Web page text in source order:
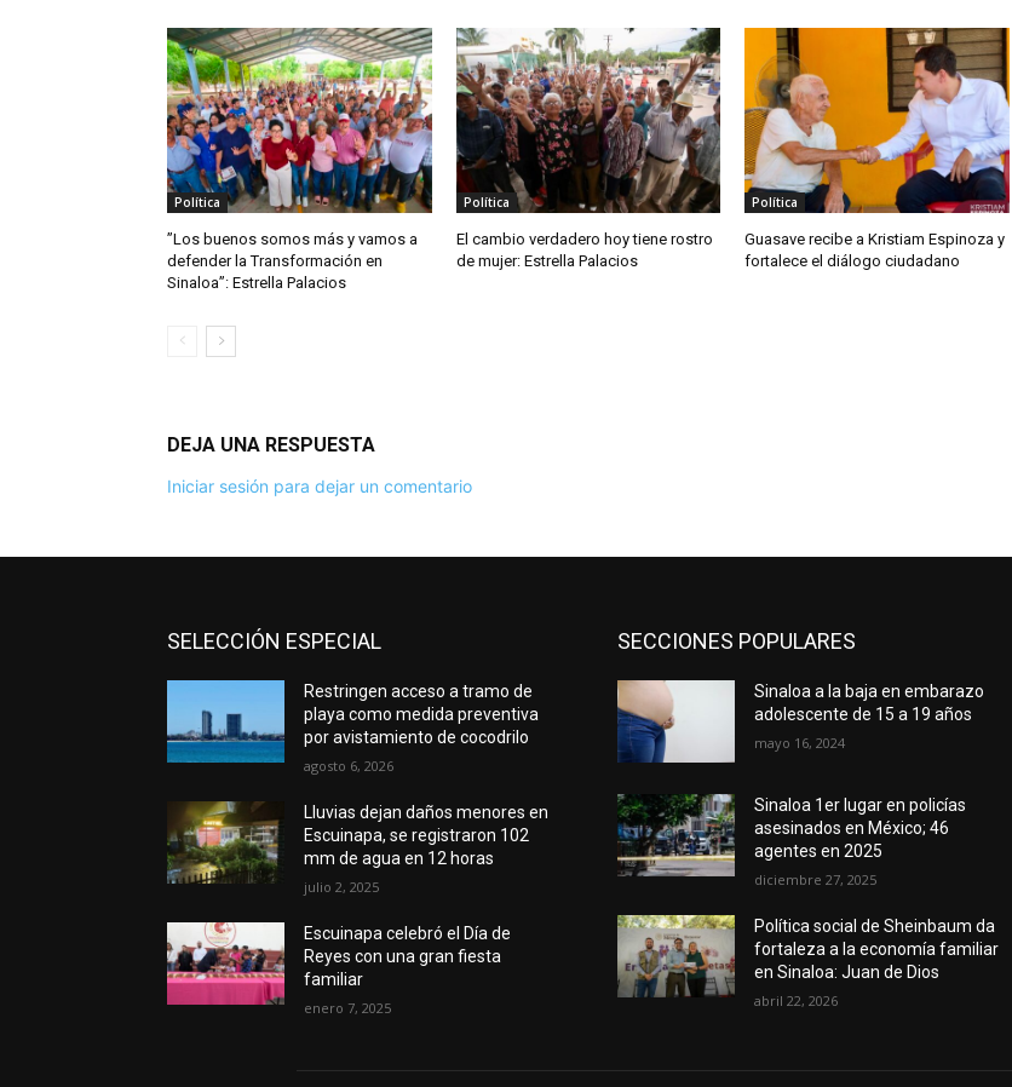
Política
”Los buenos somos más y vamos a
defender la Transformación en
Sinaloa”: Estrella Palacios
Política
El cambio verdadero hoy tiene rostro
de mujer: Estrella Palacios
Política
Guasave recibe a Kristiam Espinoza y
fortalece el diálogo ciudadano
DEJA UNA RESPUESTA
Iniciar sesión para dejar un comentario
SELECCIÓN ESPECIAL
Restringen acceso a tramo de
playa como medida preventiva
por avistamiento de cocodrilo
agosto 6, 2026
Lluvias dejan daños menores en
Escuinapa, se registraron 102
mm de agua en 12 horas
julio 2, 2025
Escuinapa celebró el Día de
Reyes con una gran fiesta
familiar
enero 7, 2025
SECCIONES POPULARES
Sinaloa a la baja en embarazo
adolescente de 15 a 19 años
mayo 16, 2024
Sinaloa 1er lugar en policías
asesinados en México; 46
agentes en 2025
diciembre 27, 2025
Política social de Sheinbaum da
fortaleza a la economía familiar
en Sinaloa: Juan de Dios
abril 22, 2026